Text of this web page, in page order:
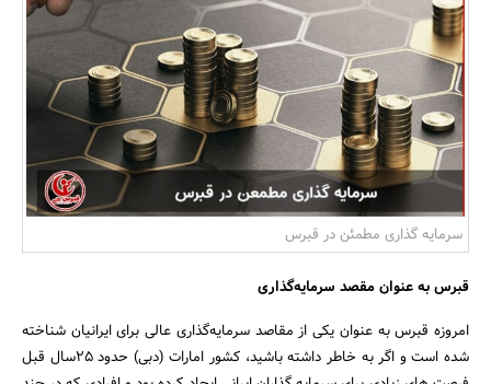
بانک، بیمه و سرمایه
مسکن و ساختمان
سرمایه گذاری مطمئن در قبرس
قبرس به عنوان مقصد سرمایه‌گذاری
امروزه قبرس به عنوان یکی از مقاصد سرمایه‌گذاری عالی برای ایرانیان شناخته
شده است و اگر به خاطر داشته باشید، کشور امارات (دبی) حدود ۲۵سال قبل